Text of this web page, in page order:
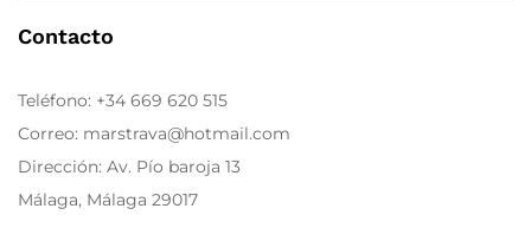
Contacto
Teléfono: +34 669 620 515
Correo: marstrava@hotmail.com
Dirección: Av. Pío baroja 13
Málaga, Málaga 29017